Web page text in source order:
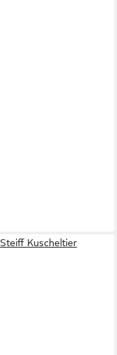
Steiff Kuscheltier